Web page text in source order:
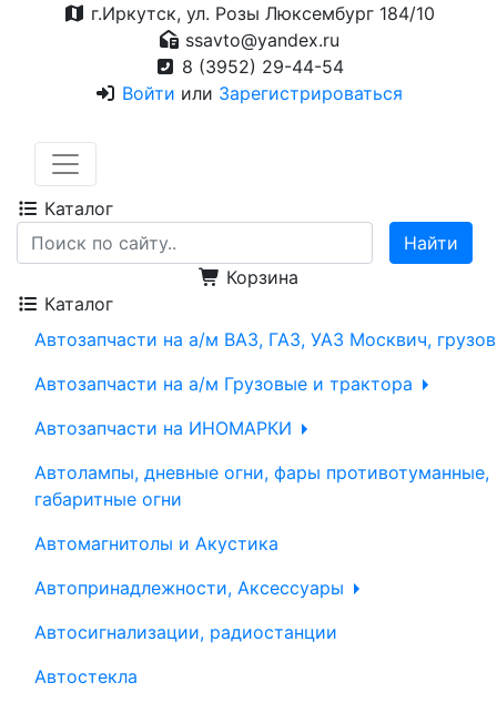
г.Иркутск, ул. Розы Люксембург 184/10
ssavto@yandex.ru
8 (3952) 29-44-54
Войти или Зарегистрироваться
Каталог
Корзина
Каталог
Автозапчасти на а/м ВАЗ, ГАЗ, УАЗ Москвич,
Автозапчасти на а/м Грузовые и трактора
Автозапчасти на ИНОМАРКИ
Автолампы, дневные огни, фары противотуманные,
габаритные огни
Автомагнитолы и Акустика
Автопринадлежности, Аксессуары
Автосигнализации, радиостанции
Автостекла